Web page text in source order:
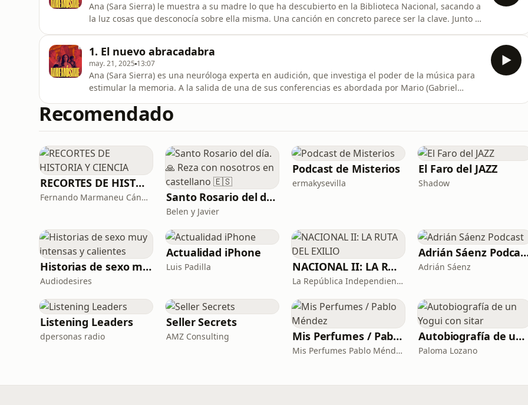
Ana (Sara Sierra) le muestra a su madre lo que ha descubierto en la Biblioteca Nacional, sacando a
la luz cosas que desconocía sobre ella misma. Una canción en concreto parece ser la clave. Junto a
1. El nuevo abracadabra
may. 21, 2025 13:07
Ana (Sara Sierra) es una neuróloga experta en audición, que investiga el poder de la música para
estimular la memoria. A la salida de una de sus conferencias es abordada por Mario (Gabriel
Recomendado
RECORTES DE HISTORIA Y CIENCIA
Fernando Marmaneu Cánovas Santo Rosario del día. 🙏 Reza con nosotros en castellano 🇪🇸
Belen y Javier
Podcast de Misterios
ermakysevilla
El Faro del JAZZ
Shadow
Historias de sexo muy intensas y calientes
Audiodesires
Actualidad iPhone
Luis Padilla NACIONAL II: LA RUTA DEL EXILIO
La República Independiente de la Radio
Adrián
Adrián Sáenz
Listening Leaders
dpersonas radio
Seller Secrets
AMZ Consulting Mis Perfumes / Pablo Méndez
Mis Perfumes Pablo Méndez
Autobiografía de un Yogui con sitar
Paloma Lozano